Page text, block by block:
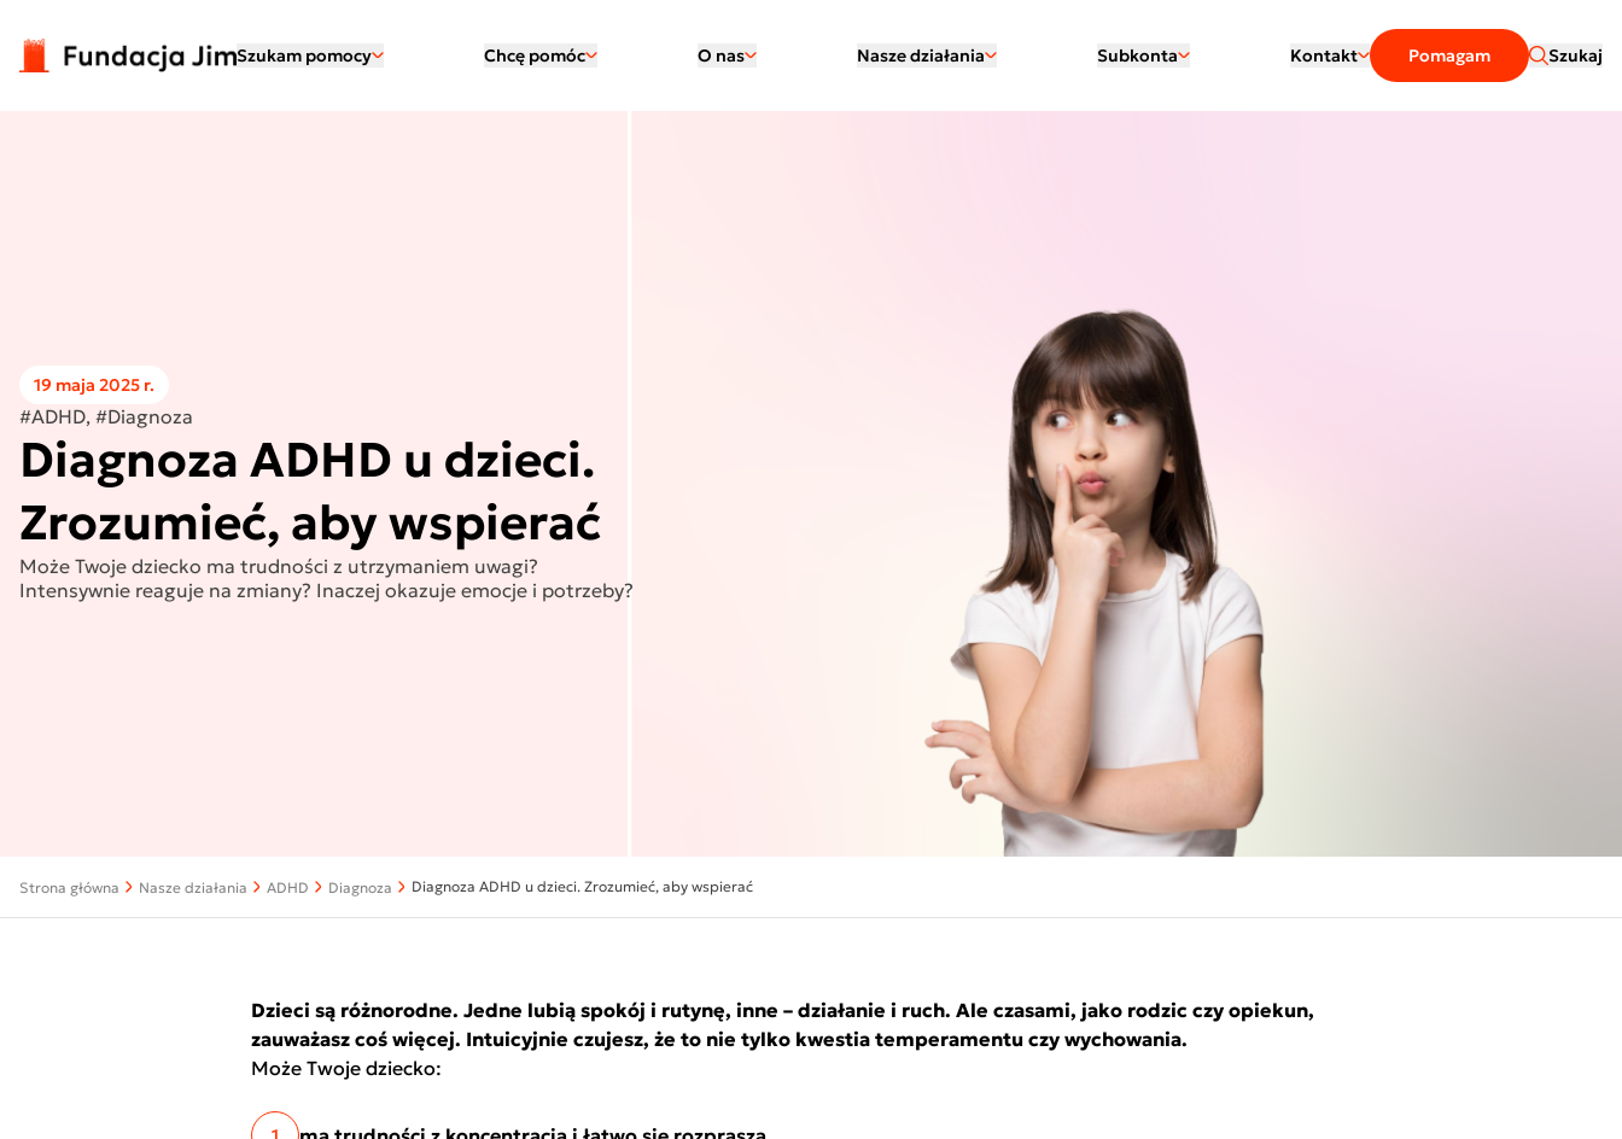
Szukam pomocy Chcę pomóc O nas Nasze działania Subkonta Kontakt Pomagam Szukaj
19 maja 2025 r.
#ADHD, #Diagnoza
Diagnoza ADHD u dzieci.
Zrozumieć, aby wspierać
Może Twoje dziecko ma trudności z utrzymaniem uwagi?
Intensywnie reaguje na zmiany? Inaczej okazuje emocje i potrzeby?
Strona główna Nasze działania ADHD Diagnoza Diagnoza ADHD u dzieci. Zrozumieć, aby wspierać
Dzieci są różnorodne. Jedne lubią spokój i rutynę, inne – działanie i ruch. Ale czasami, jako rodzic czy opiekun,
zauważasz coś więcej. Intuicyjnie czujesz, że to nie tylko kwestia temperamentu czy wychowania.
Może Twoje dziecko: